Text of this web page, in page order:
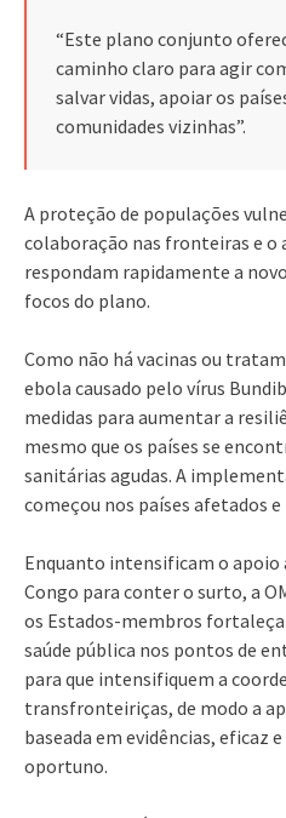
“Este plano conjunto
caminho claro para agir
salvar vidas, apoiar os
comunidades vizinhas”.
A proteção de populações
colaboração nas fronteiras e o
respondam rapidamente a
focos do plano.
Como não há vacinas ou
ebola causado pelo vírus
medidas para aumentar a
mesmo que os países se
sanitárias agudas. A
começou nos países afetados
Enquanto intensificam o apoio
Congo para conter o surto, a
os Estados-membros
saúde pública nos pontos de
para que intensifiquem a
transfronteiriças, de modo a
baseada em evidências, eficaz
oportuno.